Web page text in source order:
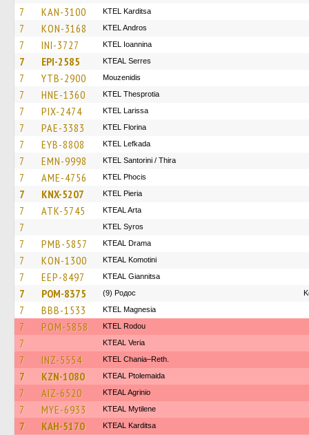
7 KAN-3100 ΚΤΕL Karditsa
7 KON-3168 KTEL Andros
7 INI-3727 KTEL Ioannina
7 EPI-2585 KTEAL Serres
7 YTB-2900 Mouzenidis
7 HNE-1360 KTEL Thesprotia
7 PIX-2474 KTEL Larissa
7 PAE-3383 KTEL Florina
7 EYB-8808 KTEL Lefkada
7 EMN-9998 KTEL Santorini / Thira
7 AME-4756 ΚΤΕL Phocis
7 KNX-5207 KTEL Pieria
7 ATK-5745 KTEAL Arta
7 KTEL Syros
7 PMB-5857 KTEAL Drama
7 KON-1300 KTEAL Komotini
7 EEP-8497 KTEAL Giannitsa
7 POM-8375 (9) Родос
7 BBB-1533 ΚΤΕL Magnesia
7 POM-5858 ΚΤΕL Rodou
7 KTEAL Veria
7 INZ-5554 KTEL Chania–Reth.
7 KZN-1080 KTEAL Ptolemaida
7 AIZ-6520 KTEAL Agrinio
7 MYE-6933 KTEAL Mytilene
7 KAH-5170 KTEAL Karditsa